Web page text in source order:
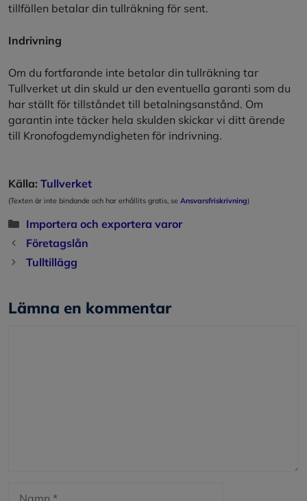
tillfällen betalar din tullräkning för sent.
Indrivning
Om du fortfarande inte betalar din tullräkning tar
Tullverket ut din skuld ur den eventuella garanti som du
har ställt för tillståndet till betalningsanstånd. Om
garantin inte täcker hela skulden skickar vi ditt ärende
till Kronofogdemyndigheten för indrivning.
Källa: Tullverket
(Texten är inte bindande och har erhållits gratis, se Ansvarsfriskrivning)
Kategorier
Importera och exportera varor
Företagslån
Tulltillägg
Lämna en kommentar